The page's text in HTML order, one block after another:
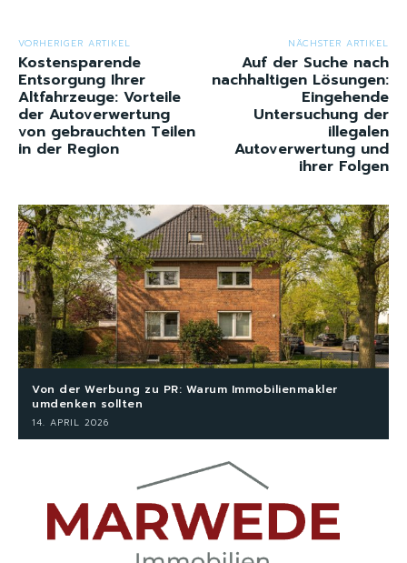
VORHERIGER ARTIKEL
Kostensparende
Entsorgung Ihrer
Altfahrzeuge: Vorteile
der Autoverwertung
von gebrauchten Teilen
in der Region
NÄCHSTER ARTIKEL
Auf der Suche nach
nachhaltigen Lösungen:
Eingehende
Untersuchung der
illegalen
Autoverwertung und
ihrer Folgen
Von der Werbung zu PR: Warum Immobilienmakler
umdenken sollten
14. APRIL 2026